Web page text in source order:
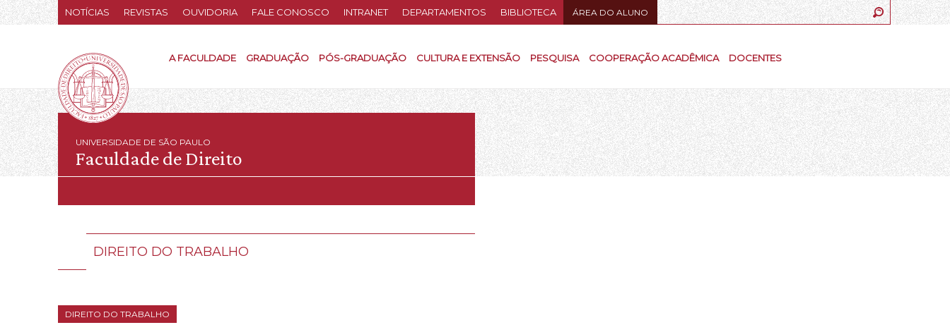
NOTÍCIAS REVISTAS OUVIDORIA FALE CONOSCO INTRANET DEPARTAMENTOS BIBLIOTECA ÁREA DO ALUNO
A FACULDADE GRADUAÇÃO PÓS-GRADUAÇÃO CULTURA E EXTENSÃO PESQUISA COOPERAÇÃO ACADÊMICA DOCENTES
UNIVERSIDADE DE SÃO PAULO
Faculdade de Direito
DIREITO DO TRABALHO
DIREITO DO TRABALHO